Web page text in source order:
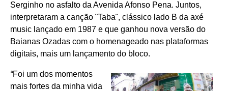
Serginho no asfalto da Avenida Afonso Pena. Juntos,
interpretaram a canção ¨Taba¨, clássico lado B da axé
music lançado em 1987 e que ganhou nova versão do
Baianas Ozadas com o homenageado nas plataformas
digitais, mais um lançamento do bloco.
“Foi um dos momentos
mais fortes da minha vida